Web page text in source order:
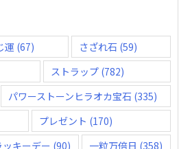
運 (67) さざれ石 (59)
ストラップ(782)
パワーストーンヒラオカ宝石 (335)
プレゼント (170)
ッキーデー (90) 一粒万倍日 (358)